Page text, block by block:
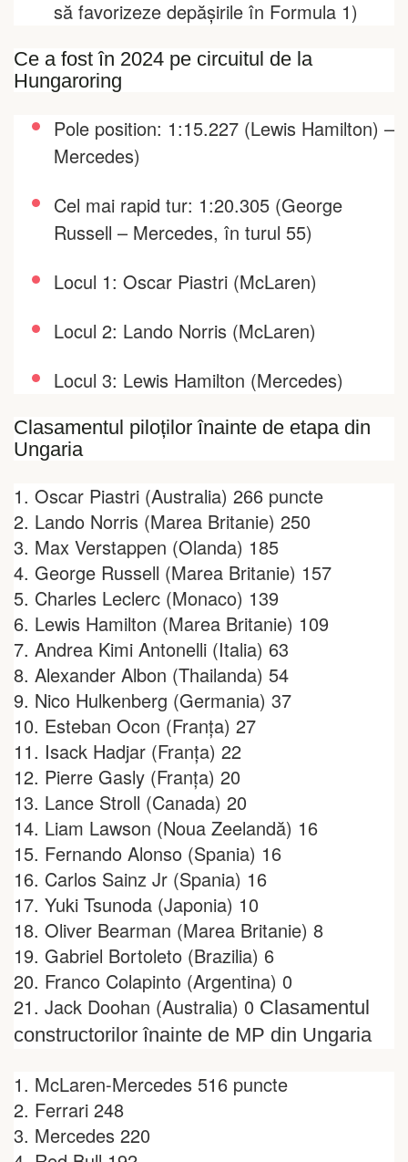
să favorizeze depășirile în Formula 1)
Ce a fost în 2024 pe circuitul de la
Hungaroring
Pole position: 1:15.227 (Lewis Hamilton) –
Mercedes)
Cel mai rapid tur: 1:20.305 (George
Russell – Mercedes, în turul 55)
Locul 1: Oscar Piastri (McLaren)
Locul 2: Lando Norris (McLaren)
Locul 3: Lewis Hamilton (Mercedes)
Clasamentul piloților înainte de etapa din
Ungaria
1. Oscar Piastri (Australia) 266 puncte
2. Lando Norris (Marea Britanie) 250
3. Max Verstappen (Olanda) 185
4. George Russell (Marea Britanie) 157
5. Charles Leclerc (Monaco) 139
6. Lewis Hamilton (Marea Britanie) 109
7. Andrea Kimi Antonelli (Italia) 63
8. Alexander Albon (Thailanda) 54
9. Nico Hulkenberg (Germania) 37
10. Esteban Ocon (Franța) 27
11. Isack Hadjar (Franța) 22
12. Pierre Gasly (Franța) 20
13. Lance Stroll (Canada) 20
14. Liam Lawson (Noua Zeelandă) 16
15. Fernando Alonso (Spania) 16
16. Carlos Sainz Jr (Spania) 16
17. Yuki Tsunoda (Japonia) 10
18. Oliver Bearman (Marea Britanie) 8
19. Gabriel Bortoleto (Brazilia) 6
20. Franco Colapinto (Argentina) 0
21. Jack Doohan (Australia) 0 Clasamentul
constructorilor înainte de MP din Ungaria
1. McLaren-Mercedes 516 puncte
2. Ferrari 248
3. Mercedes 220